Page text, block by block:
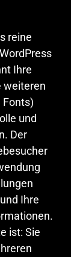
reine
Ihre
weiteren
Fonts)
und
Der
Ihre
ist: Sie